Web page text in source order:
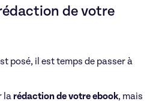
de votre
posé, il est temps de passer à
larédaction de votre ebook, mais